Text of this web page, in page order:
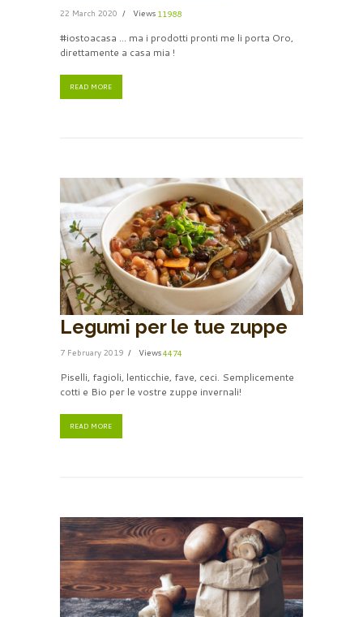
22 March 2020 Views 11988
#iostoacasa … ma i prodotti pronti me li porta Oro,
direttamente a casa mia !
READ MORE
Legumi per le tue zuppe
7 February 2019 Views4474
Piselli, fagioli, lenticchie, fave, ceci. Semplicemente
cotti e Bio per le vostre zuppe invernali!
READ MORE